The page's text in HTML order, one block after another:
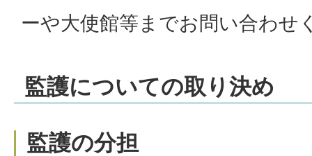
ーや大使館等までお問い合わせ
監護についての取り決め
監護の分担